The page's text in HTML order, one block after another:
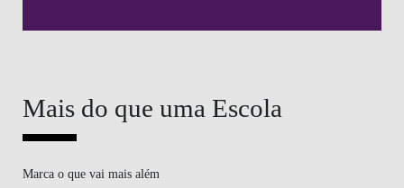
Mais do que uma Escola
Marca o que vai mais além